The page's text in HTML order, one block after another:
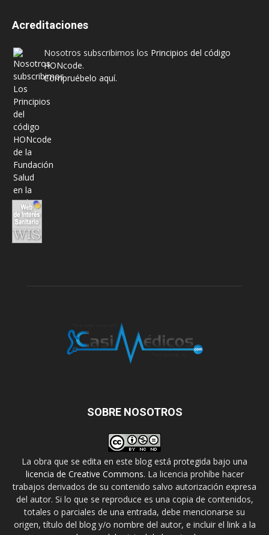
Acreditaciones
Nosotros subscribimos los Principios del código
HONcode.
Compruébelo aquí.
SOBRE NOSOTROS
La obra que se edita en este blog está protegida bajo una
licencia de Creative Commons. La licencia prohíbe hacer
trabajos derivados de su contenido salvo autorización expresa
del autor. Si lo que se reproduce es una copia de contenidos,
totales o parciales de una entrada, debe mencionarse su
origen, título del blog y/o nombre del autor, e incluir el link a la